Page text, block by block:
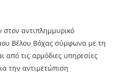
αντιπλημμυρικό
Βέλου Βόχας σύμφωνα με τη
από τις αρμόδιες υπηρεσίες
την αντιμετώπιση